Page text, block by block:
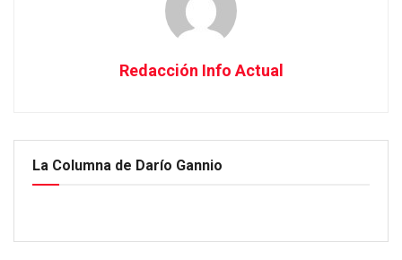
Redacción Info Actual
La Columna de Darío Gannio